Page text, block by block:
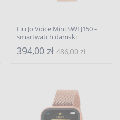
Liu Jo Voice Mini SWLJ150 -
smartwatch damski
394,00 zł 486,00 zł